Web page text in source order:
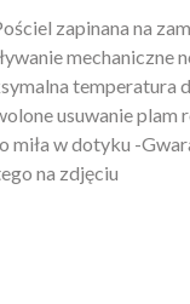
zapinana na
mechaniczne
temperatura
usuwanie
w dotyku -
na zdjęciu